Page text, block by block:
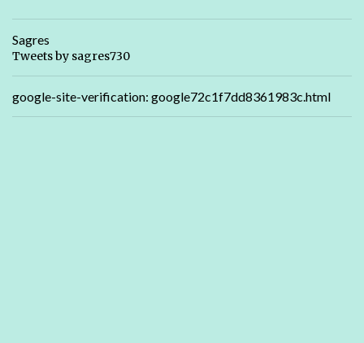
Sagres
Tweets by sagres730
google-site-verification: google72c1f7dd8361983c.html